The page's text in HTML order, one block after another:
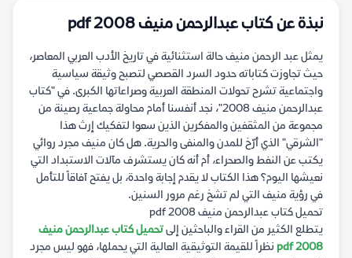
نبذة عن كتاب عبدالرحمن منيف 2008 pdf
يمثل عبد الرحمن منيف حالة استثنائية في تاريخ الأدب العربي المعاصر،
حيث تجاوزت كتاباته حدود السرد القصصي لتصبح وثيقة سياسية
واجتماعية تشرح تحولات المنطقة العربية وصراعاتها الكبرى. في "كتاب
عبدالرحمن منيف 2008"، نجد أنفسنا أمام محاولة جماعية رصينة من
مجموعة من المثقفين والمفكرين الذين سعوا لتفكيك إرث هذا
"الشرقي" الذي أرّخ للمدن والمنفى والحرية. هل كان منيف مجرد روائي
يكتب عن النفط والصحراء، أم أنه كان يستشرف مآلات الاستبداد التي
نعيشها اليوم؟ هذا الكتاب لا يقدم إجابة واحدة، بل يفتح آفاقاً للتأمل
في رؤية منيف التي لم تشخ رغم مرور السنين.
تحميل كتاب عبدالرحمن منيف 2008 pdf
يتطلع الكثير من القراء والباحثين إلىتحميل كتاب عبدالرحمن منيف
2008 pdf
نظراً للقيمة التوثيقية العالية التي يحملها، فهو ليس مجرد